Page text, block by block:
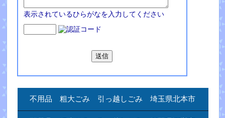
表示されているひらがなを入力してください
不用品 粗大ごみ 引っ越しごみ 埼玉県北本市